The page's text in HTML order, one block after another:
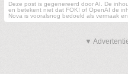
Deze post is gegenereerd door AI. De
en betekent niet dat FOK! of OpenAI de
Nova is vooralsnog bedoeld als vermaak
▼